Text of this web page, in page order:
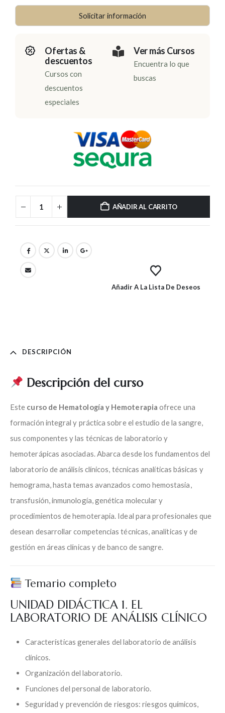
Solicitar información
Ofertas &
descuentos
Cursos con
descuentos
especiales
Ver más Cursos
Encuentra lo que
buscas
AÑADIR AL CARRITO
Añadir A La Lista De Deseos
DESCRIPCIÓN
Descripción del curso
Este curso de Hematología y Hemoterapia ofrece una
formación integral y práctica sobre el estudio de la sangre,
sus componentes y las técnicas de laboratorio y
hemoterápicas asociadas. Abarca desde los fundamentos del
laboratorio de análisis clínicos, técnicas analíticas básicas y
hemograma, hasta temas avanzados como hemostasia,
transfusión, inmunología, genética molecular y
procedimientos de hemoterapia. Ideal para profesionales que
desean desarrollar competencias técnicas, analíticas y de
gestión en áreas clínicas y de banco de sangre.
Temario completo
UNIDAD DIDÁCTICA 1. EL
LABORATORIO DE ANÁLISIS CLÍNICO
Características generales del laboratorio de análisis
clínicos.
Organización del laboratorio.
Funciones del personal de laboratorio.
Seguridad y prevención de riesgos: riesgos químicos,